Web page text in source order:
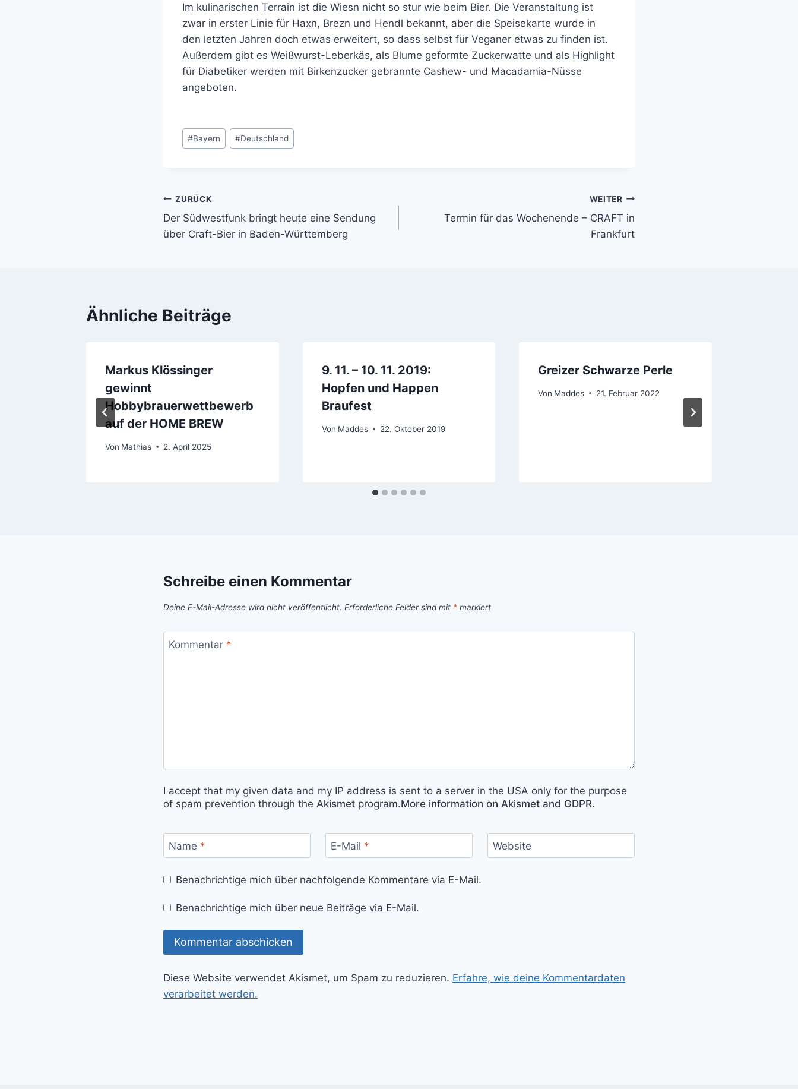
Im kulinarischen Terrain ist die Wiesn nicht so stur wie beim Bier. Die Veranstaltung ist
zwar in erster Linie für Haxn, Brezn und Hendl bekannt, aber die Speisekarte wurde in
den letzten Jahren doch etwas erweitert, so dass selbst für Veganer etwas zu finden ist.
Außerdem gibt es Weißwurst-Leberkäs, als Blume geformte Zuckerwatte und als Highlight
für Diabetiker werden mit Birkenzucker gebrannte Cashew- und Macadamia-Nüsse
angeboten.
Schlagworte:
#Bayern #Deutschland
Beitragsnavigation
ZURÜCK
Der Südwestfunk bringt heute eine Sendung
über Craft-Bier in Baden-Württemberg
WEITER
Termin für das Wochenende – CRAFT in
Frankfurt
Ähnliche Beiträge
Markus Klössinger
gewinnt
Hobbybrauerwettbewerb
auf der HOME BREW
Von Mathias 2. April 2025
9. 11. – 10. 11. 2019:
Hopfen und Happen
Braufest
Von Maddes 22. Oktober 2019
Greizer Schwarze Perle
Von Maddes 21. Februar 2022
Schreibe einen Kommentar
Deine E-Mail-Adresse wird nicht veröffentlicht. Erforderliche Felder sind mit * markiert
Kommentar *
I accept that my given data and my IP address is sent to a server in the USA only for the purpose
of spam prevention through the Akismet program.More information on Akismet and GDPR.
Name * E-Mail * Website
Benachrichtige mich über nachfolgende Kommentare via E-Mail.
Benachrichtige mich über neue Beiträge via E-Mail.
Diese Website verwendet Akismet, um Spam zu reduzieren. Erfahre, wie deine Kommentardaten
verarbeitet werden.